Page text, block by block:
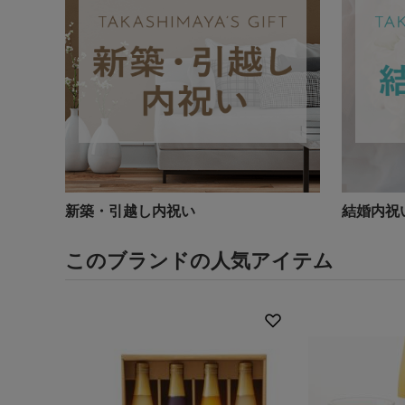
新築・引越し内祝い 結婚内祝
このブランドの人気アイテム